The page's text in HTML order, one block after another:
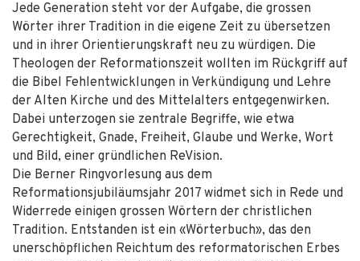
Jede Generation steht vor der Aufgabe, die grossen
Wörter ihrer Tradition in die eigene Zeit zu übersetzen
und in ihrer Orientierungskraft neu zu würdigen. Die
Theologen der Reformationszeit wollten im Rückgriff auf
die Bibel Fehlentwicklungen in Verkündigung und Lehre
der Alten Kirche und des Mittelalters entgegenwirken.
Dabei unterzogen sie zentrale Begriffe, wie etwa
Gerechtigkeit, Gnade, Freiheit, Glaube und Werke, Wort
und Bild, einer gründlichen ReVision.
Die Berner Ringvorlesung aus dem
Reformationsjubiläumsjahr 2017 widmet sich in Rede und
Widerrede einigen grossen Wörtern der christlichen
Tradition. Entstanden ist ein «Wörterbuch», das den
unerschöpflichen Reichtum des reformatorischen Erbes